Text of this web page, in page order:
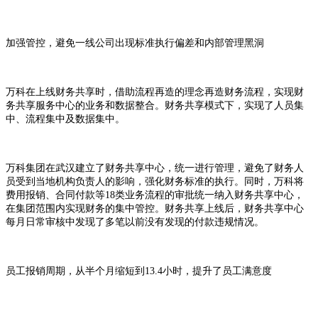
加强管控，避免一线公司出现标准执行偏差和内部管理黑洞
万科在上线财务共享时，借助流程再造的理念再造财务流程，实现财
务共享服务中心的业务和数据整合。财务共享模式下，实现了人员集
中、流程集中及数据集中。
万科集团在武汉建立了财务共享中心，统一进行管理，避免了财务人
员受到当地机构负责人的影响，强化财务标准的执行。同时，万科将
费用报销、合同付款等18类业务流程的审批统一纳入财务共享中心，
在集团范围内实现财务的集中管控。财务共享上线后，财务共享中心
每月日常审核中发现了多笔以前没有发现的付款违规情况。
员工报销周期，从半个月缩短到13.4小时，提升了员工满意度